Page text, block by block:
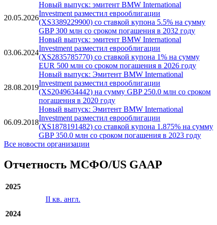
20.05.2026
Новый выпуск: эмитент BMW International
Investment разместил еврооблигации
(XS3389229900) со ставкой купона 5.5% на сумму
GBP 300 млн со сроком погашения в 2032 году
03.06.2024
Новый выпуск: эмитент BMW International
Investment разместил еврооблигации
(XS2835785770) со ставкой купона 1% на сумму
EUR 500 млн со сроком погашения в 2026 году
28.08.2019
Новый выпуск: Эмитент BMW International
Investment разместил еврооблигации
(XS2049634442) на сумму GBP 250.0 млн со сроком
погашения в 2020 году
06.09.2018
Новый выпуск: Эмитент BMW International
Investment разместил еврооблигации
(XS1878191482) со ставкой купона 1.875% на сумму
GBP 350.0 млн со сроком погашения в 2023 году
Все новости организации
Отчетность МСФО/US GAAP
2025
II кв. англ.
2024